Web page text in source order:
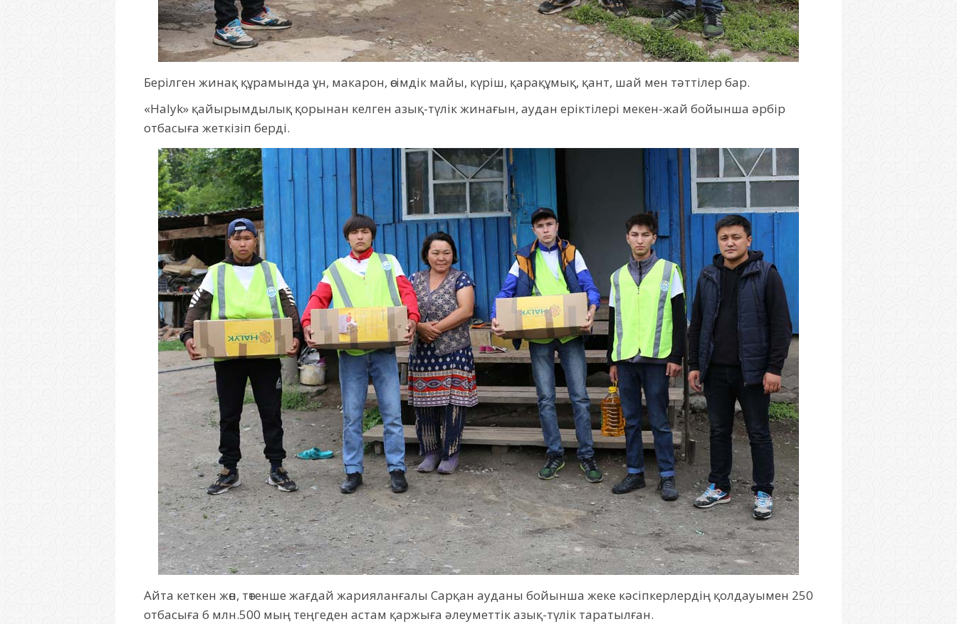
Берілген жинақ құрамында ұн, макарон, өсімдік майы, күріш, қарақұмық, қант, шай мен тәттілер бар.
«Halyk» қайырымдылық қорынан келген азық-түлік жинағын, аудан еріктілері мекен-жай бойынша әрбір
отбасыға жеткізіп берді.
Айта кеткен жөн, төтенше жағдай жарияланғалы Сарқан ауданы бойынша жеке кәсіпкерлердің қолдауымен 250
отбасыға 6 млн.500 мың теңгеден астам қаржыға әлеуметтік азық-түлік таратылған.